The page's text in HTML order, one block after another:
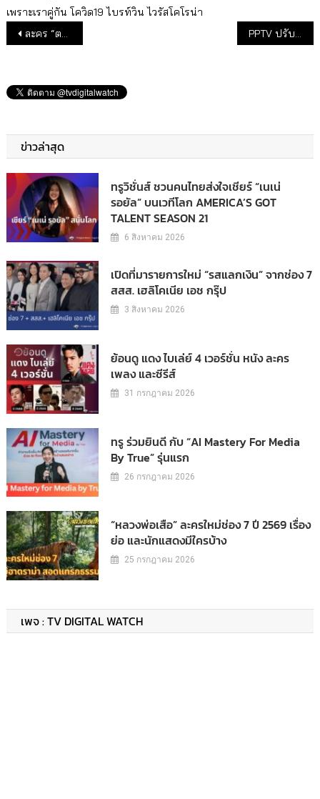
เพราะเราคู่กัน โควิด19 ไบรท์วิน ไวรัสโคโรน่า
แนะแนวเรื่อง
ละคร “ตะวันอาบดาว” ช่อง 7 เรตติ้งพุ่ง 7.841 PPTV ปรับเวลา ละครใหม่ จัด “เล่ห์เกมรัก” “สน-ยุกต์” “เอสเธอร์” ลงผัง 21.30น. พ-พฤ เริ่ม 17 มิ.ย.
ข่าวล่าสุด
ทรูวิชั่นส์ ชวนคนไทยส่งใจเชียร์ “เนเน่
รอยัล” บนเวทีโลก AMERICA’S GOT
TALENT SEASON 21
6 สิงหาคม 2026
เปิดที่มารายการใหม่ “รสแลกเงิน” จากช่อง 7
สสส. เฮลิโคเนีย เอช กรุ๊ป
3 สิงหาคม 2026
ย้อนดู แดง ไบเล่ย์ 4 เวอร์ชั่น หนัง ละคร
เพลง และซีรีส์
31 กรกฎาคม 2026
ทรู ร่วมยินดี กับ “AI Mastery For Media
By True” รุ่นแรก
26 กรกฎาคม 2026
“หลวงพ่อเสือ” ละครใหม่ช่อง 7 ปี 2569 เรื่อง
ย่อ และนักแสดงมีใครบ้าง
25 กรกฎาคม 2026
เพจ : TV DIGITAL WATCH